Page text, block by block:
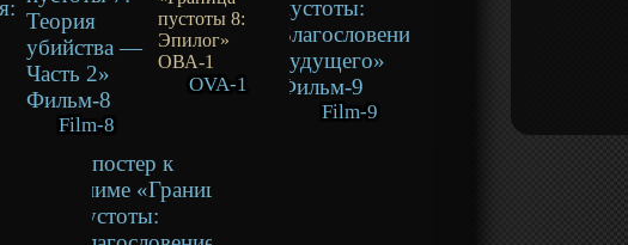
Film-8
OVA-1
Film-9